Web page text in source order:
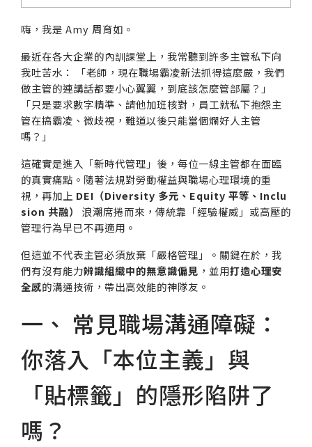
嗨，我是 Amy 周育如。
最近在各大企業的內訓課堂上，我常聽到許多主管私下向
我吐苦水： 「老師，現在職場霸凌新法抓得這麼嚴，我們
做主管的連講話都要小心翼翼，到底該怎麼管部屬？」
「只是要求數字精準、請他加班核對，員工就私下抱怨主
管在搞霸凌、微歧視，難道以後只能當個爛好人主管
嗎？」
這確實是進入「新時代管理」後，每位一線主管都在面臨
的真實痛點。隨著法規對勞動權益與職場心理環境的重
視，再加上 DEI（Diversity 多元、Equity 平等、Inclu
sion 共融）
浪潮席捲而來，傳統靠「經驗權威」或高壓的
管理行為早已不再適用。
但這並不代表主管必須放棄「嚴格管理」。關鍵在於，我
們有沒有能力辨識組織中的無意識偏見 ，並用打造心理安
全感的溝通技術，帶出高效能的神隊友。
一、 常見職場溝通障礙：
你落入「本位主義」與
「貼標籤」的隱形陷阱了
嗎？